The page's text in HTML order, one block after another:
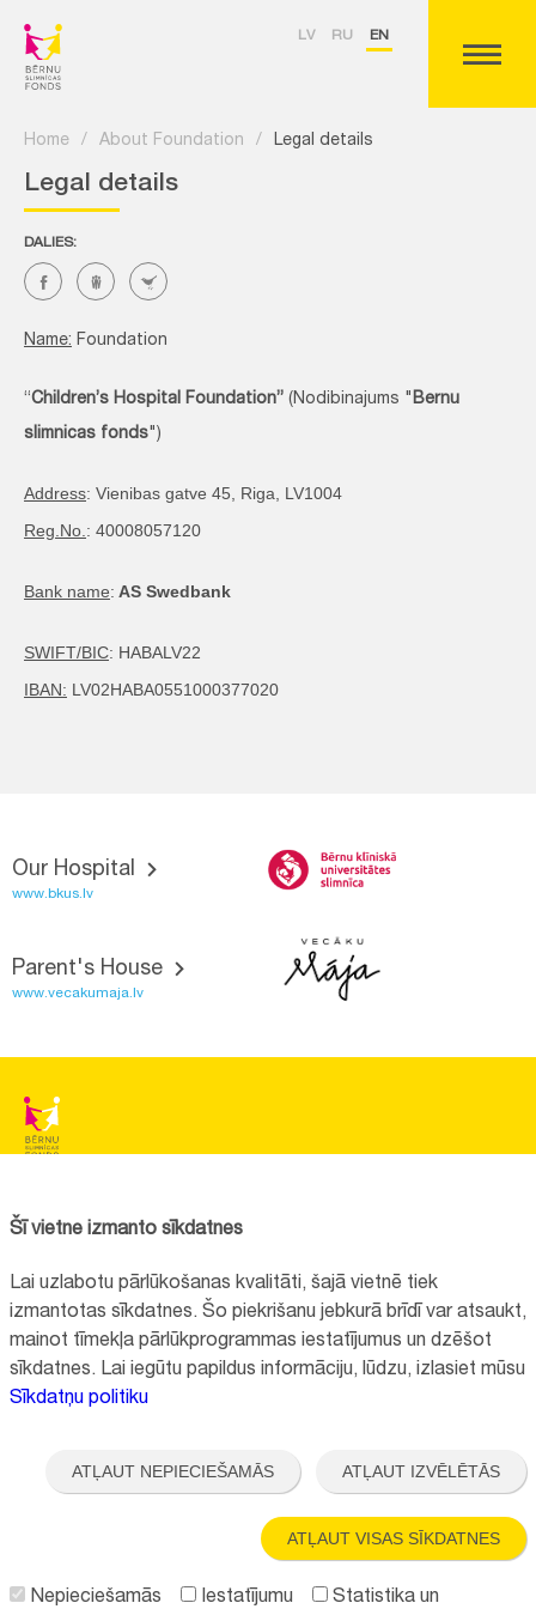
LV RU EN
Home / About Foundation / Legal details
Legal details
DALIES:
Name: Foundation
“Children’s Hospital Foundation” (Nodibinajums "Bernu
slimnicas fonds")
Address: Vienibas gatve 45, Riga, LV1004
Reg.No. : 40008057120
Bank name: AS Swedbank
SWIFT/BIC: HABALV22
IBAN: LV02HABA0551000377020
Our Hospital
www.bkus.lv
Parent's House
www.vecakumaja.lv
Reg.No:40008057120
+371 67064475
Contacts
"Aktīvo iedzīvotāju fonds" finansētā projekta "
Bērnu slimnīcas fonda
ilgtspējīgas attīstības veicināšana
" ietvaros.
Šī vietne izmanto sīkdatnes
Lai uzlabotu pārlūkošanas kvalitāti, šajā vietnē tiek
izmantotas sīkdatnes. Šo piekrišanu jebkurā brīdī var atsaukt,
mainot tīmekļa pārlūkprogrammas iestatījumus un dzēšot
sīkdatnes. Lai iegūtu papildus informāciju, lūdzu, izlasiet mūsu
Sīkdatņu politiku
ATĻAUT NEPIECIEŠAMĀS ATĻAUT IZVĒLĒTĀS
ATĻAUT VISAS SĪKDATNES
Nepieciešamās Iestatījumu Statistika un